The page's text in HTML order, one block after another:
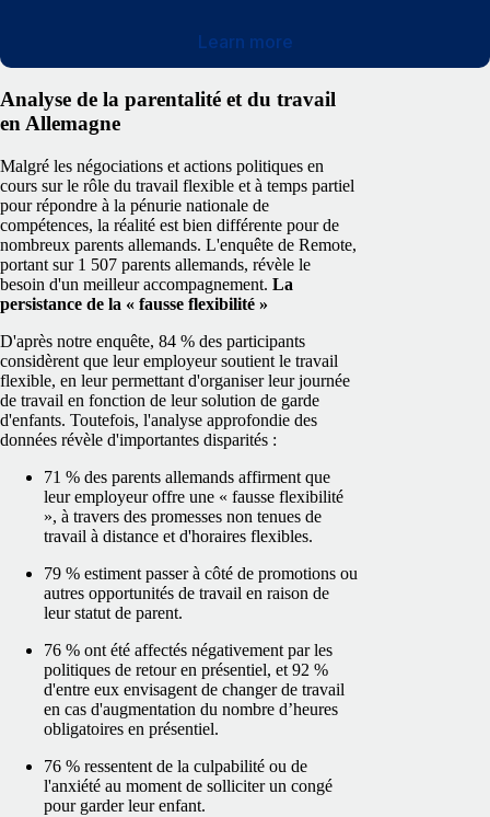
Learn more
Analyse de la parentalité et du travail
en Allemagne
Malgré les négociations et actions politiques en
cours sur le rôle du travail flexible et à temps partiel
pour répondre à la pénurie nationale de
compétences, la réalité est bien différente pour de
nombreux parents allemands. L'enquête de Remote,
portant sur 1 507 parents allemands, révèle le
besoin d'un meilleur accompagnement. La
persistance de la « fausse flexibilité »
D'après notre enquête, 84 % des participants
considèrent que leur employeur soutient le travail
flexible, en leur permettant d'organiser leur journée
de travail en fonction de leur solution de garde
d'enfants. Toutefois, l'analyse approfondie des
données révèle d'importantes disparités :
71 % des parents allemands affirment que
leur employeur offre une « fausse flexibilité
», à travers des promesses non tenues de
travail à distance et d'horaires flexibles.
79 % estiment passer à côté de promotions ou
autres opportunités de travail en raison de
leur statut de parent.
76 % ont été affectés négativement par les
politiques de retour en présentiel, et 92 %
d'entre eux envisagent de changer de travail
en cas d'augmentation du nombre d’heures
obligatoires en présentiel.
76 % ressentent de la culpabilité ou de
l'anxiété au moment de solliciter un congé
pour garder leur enfant.